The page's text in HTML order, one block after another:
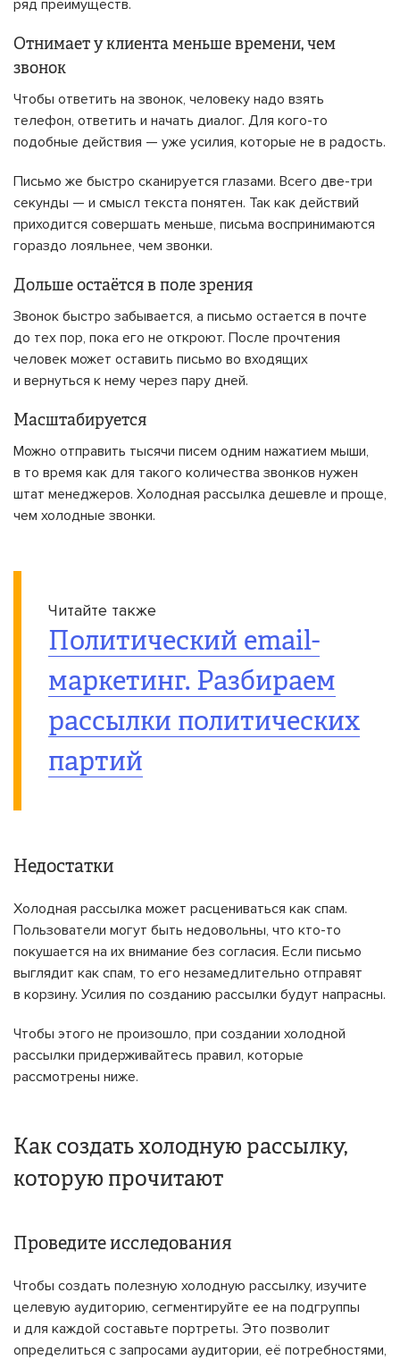
ряд преимуществ.
Отнимает у клиента меньше времени, чем
звонок
Чтобы ответить на звонок, человеку надо взять
телефон, ответить и начать диалог. Для кого-то
подобные действия — уже усилия, которые не в радость.
Письмо же быстро сканируется глазами. Всего две-три
секунды — и смысл текста понятен. Так как действий
приходится совершать меньше, письма воспринимаются
гораздо лояльнее, чем звонки.
Дольше остаётся в поле зрения
Звонок быстро забывается, а письмо остается в почте
до тех пор, пока его не откроют. После прочтения
человек может оставить письмо во входящих
и вернуться к нему через пару дней.
Масштабируется
Можно отправить тысячи писем одним нажатием мыши,
в то время как для такого количества звонков нужен
штат менеджеров. Холодная рассылка дешевле и проще,
чем холодные звонки.
Читайте также
Политический email-
маркетинг. Разбираем
рассылки политических
партий
Недостатки
Холодная рассылка может расцениваться как спам.
Пользователи могут быть недовольны, что кто-то
покушается на их внимание без согласия. Если письмо
выглядит как спам, то его незамедлительно отправят
в корзину. Усилия по созданию рассылки будут напрасны.
Чтобы этого не произошло, при создании холодной
рассылки придерживайтесь правил, которые
рассмотрены ниже.
Как создать холодную рассылку,
которую прочитают
Проведите исследования
Чтобы создать полезную холодную рассылку, изучите
целевую аудиторию, сегментируйте ее на подгруппы
и для каждой составьте портреты. Это позволит
определиться с запросами аудитории, её потребностями,